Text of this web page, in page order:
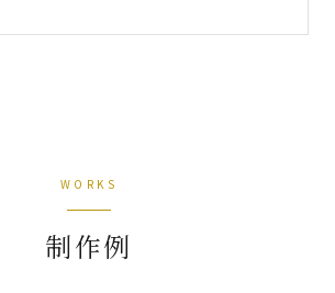
WORKS
制作例